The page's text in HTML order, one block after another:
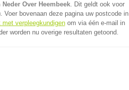
Over Heembeek. Dit geldt ook voor
Voer bovenaan deze pagina uw postcode in
verpleegkundigenom via één e-mail in
worden nu overige resultaten getoond.